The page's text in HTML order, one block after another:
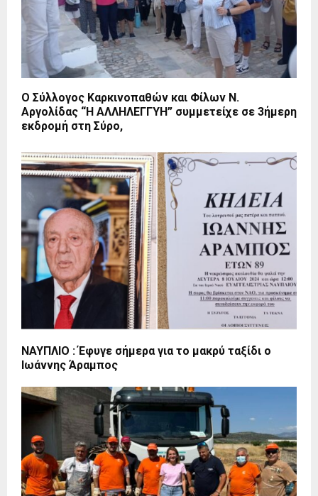
Ο Σύλλογος Καρκινοπαθών και Φίλων Ν.
Αργολίδας “Η ΑΛΛΗΛΕΓΓΥΗ” συμμετείχε σε 3ήμερη
εκδρομή στη Σύρο,
ΝΑΥΠΛΙΟ : Έφυγε σήμερα για το μακρύ ταξίδι ο
Ιωάννης Άραμπος